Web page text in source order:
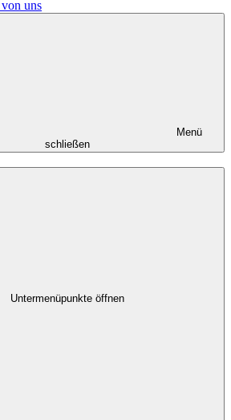
uns
Menü
schließen
Untermenüpunkte öffnen